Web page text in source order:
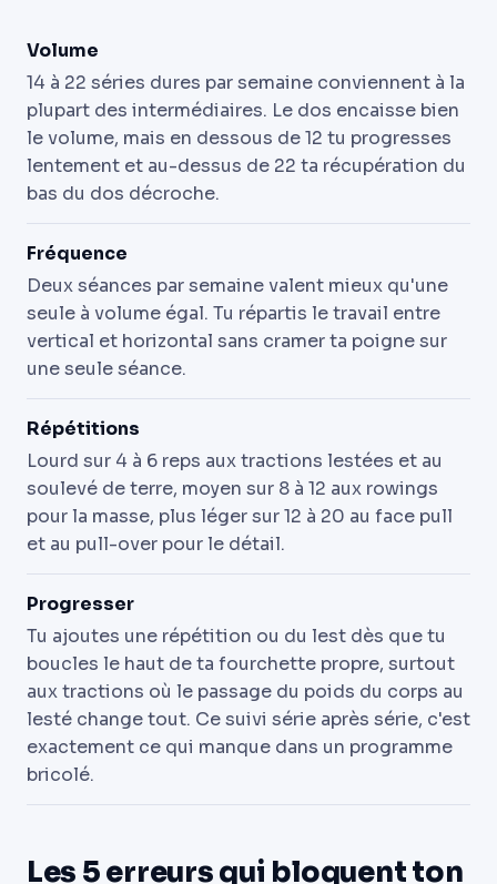
Volume
14 à 22 séries dures par semaine conviennent à la
plupart des intermédiaires. Le dos encaisse bien
le volume, mais en dessous de 12 tu progresses
lentement et au-dessus de 22 ta récupération du
bas du dos décroche.
Fréquence
Deux séances par semaine valent mieux qu'une
seule à volume égal. Tu répartis le travail entre
vertical et horizontal sans cramer ta poigne sur
une seule séance.
Répétitions
Lourd sur 4 à 6 reps aux tractions lestées et au
soulevé de terre, moyen sur 8 à 12 aux rowings
pour la masse, plus léger sur 12 à 20 au face pull
et au pull-over pour le détail.
Progresser
Tu ajoutes une répétition ou du lest dès que tu
boucles le haut de ta fourchette propre, surtout
aux tractions où le passage du poids du corps au
lesté change tout. Ce suivi série après série, c'est
exactement ce qui manque dans un programme
bricolé.
Les 5 erreurs qui bloquent ton